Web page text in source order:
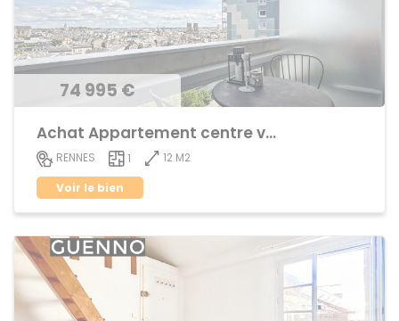
74 995 €
Achat Appartement centre ville
RENNES 1
12 M2
Voir le bien